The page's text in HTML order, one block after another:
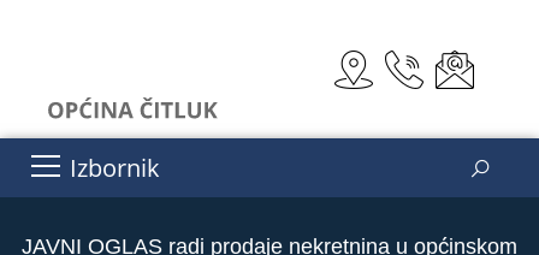
Izbornik
JAVNI OGLAS radi prodaje nekretnina u općinskom